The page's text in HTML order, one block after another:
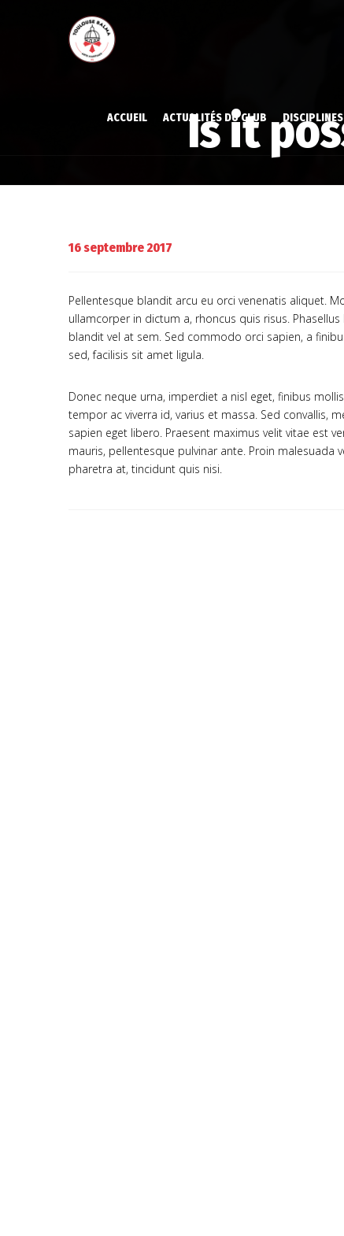
ACCUEIL ACTUALITÉS DU CLUB DISCIPLINES
Aïkido
Gymnastique
Is it
16 septembre 2017
Pellentesque blandit arcu eu orci venenatis aliquet.
ullamcorper in dictum a, rhoncus quis risus.
blandit vel at sem. Sed commodo orci sapien, a
sed, facilisis sit amet ligula.
Donec neque urna, imperdiet a nisl eget, finibus
tempor ac viverra id, varius et massa. Sed convallis,
sapien eget libero. Praesent maximus velit vitae est
mauris, pellentesque pulvinar ante. Proin malesuada
pharetra at, tincidunt quis nisi.